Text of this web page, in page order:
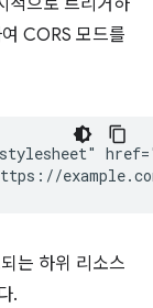
적으로 트리거하
CORS 모드를
는 하위 리소스
.